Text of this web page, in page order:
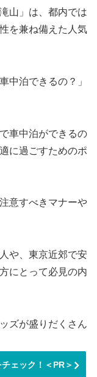
山」は、都内では
を兼ね備えた人気
中泊できるの？」
車中泊ができるの
に過ごすためのポ
意すべきマナーや
や、東京近郊で安
にとって必見の内
ズが盛りだくさん
ェック！＜PR＞